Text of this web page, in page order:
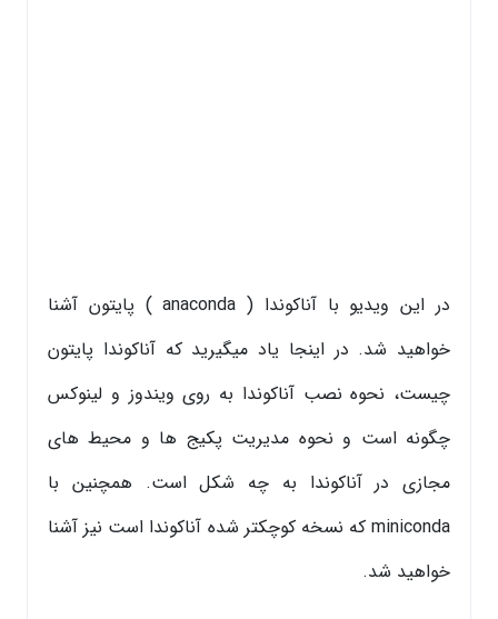
در این ویدیو با آناکوندا ( anaconda ) پایتون آشنا
خواهید شد. در اینجا یاد میگیرید که آناکوندا پایتون
چیست، نحوه نصب آناکوندا به روی ویندوز و لینوکس
چگونه است و نحوه مدیریت پکیج ها و محیط های
مجازی در آناکوندا به چه شکل است. همچنین با
miniconda که نسخه کوچکتر شده آناکوندا است نیز آشنا
خواهید شد.